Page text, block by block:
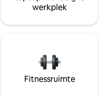
werkplek
Fitnessruimte